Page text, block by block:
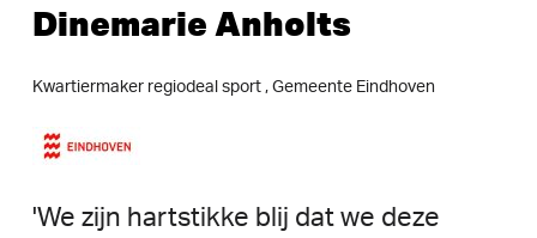
DinemarieAnholts
Kwartiermaker regiodeal sport , Gemeente Eindhoven
'We zijn hartstikke blij dat we deze